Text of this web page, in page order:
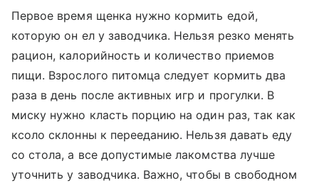
Первое время щенка нужно кормить едой,
которую он ел у заводчика. Нельзя резко менять
рацион, калорийность и количество приемов
пищи. Взрослого питомца следует кормить два
раза в день после активных игр и прогулки. В
миску нужно класть порцию на один раз, так как
ксоло склонны к перееданию. Нельзя давать еду
со стола, а все допустимые лакомства лучше
уточнить у заводчика. Важно, чтобы в свободном